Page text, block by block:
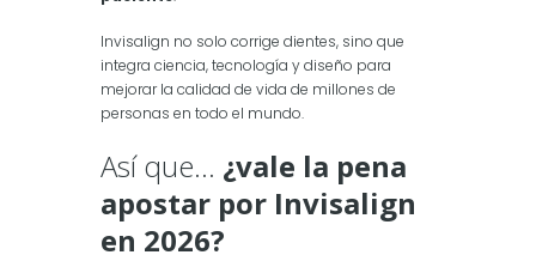
Invisalign no solo corrige dientes, sino que
integra ciencia, tecnología y diseño para
mejorar la calidad de vida de millones de
personas en todo el mundo.
Así que… ¿vale la pena
apostar por Invisalign
en 2026?